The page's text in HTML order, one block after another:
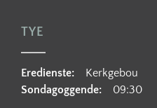
TYE
Eredienste:
Sondagoggende: